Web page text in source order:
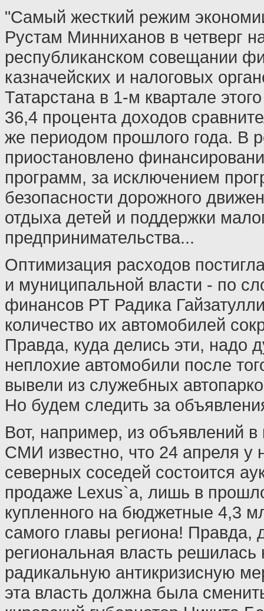
"Самый жесткий режим
Рустам Минниханов в четверг
республиканском совещании
казначейских и налоговых
Татарстана в 1-м квартале
36,4 процента доходов
же периодом прошлого года. В
приостановлено
программ, за исключением
безопасности дорожного
отдыха детей и поддержки
предпринимательства...
Оптимизация расходов
и муниципальной власти - по
финансов РТ Радика
количество их автомобилей
Правда, куда делись эти, надо
неплохие автомобили после
вывели из служебных
Но будем следить за
Вот, например, из объявлений в
СМИ известно, что 24 апреля у
северных соседей состоится
продаже Lexus`а, лишь в
купленного на бюджетные 4,3
самого главы региона! Правда,
региональная власть решилась
радикальную антикризисную
эта власть должна была